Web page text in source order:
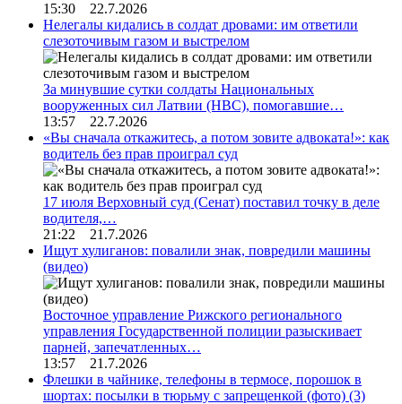
15:30 22.7.2026
Нелегалы кидались в солдат дровами: им ответили
слезоточивым газом и выстрелом
За минувшие сутки солдаты Национальных
вооруженных сил Латвии (НВС), помогавшие…
13:57 22.7.2026
«Вы сначала откажитесь, а потом зовите адвоката!»: как
водитель без прав проиграл суд
17 июля Верховный суд (Сенат) поставил точку в деле
водителя,…
21:22 21.7.2026
Ищут хулиганов: повалили знак, повредили машины
(видео)
Восточное управление Рижского регионального
управления Государственной полиции разыскивает
парней, запечатленных…
13:57 21.7.2026
Флешки в чайнике, телефоны в термосе, порошок в
шортах: посылки в тюрьму с запрещенкой (фото) (3)